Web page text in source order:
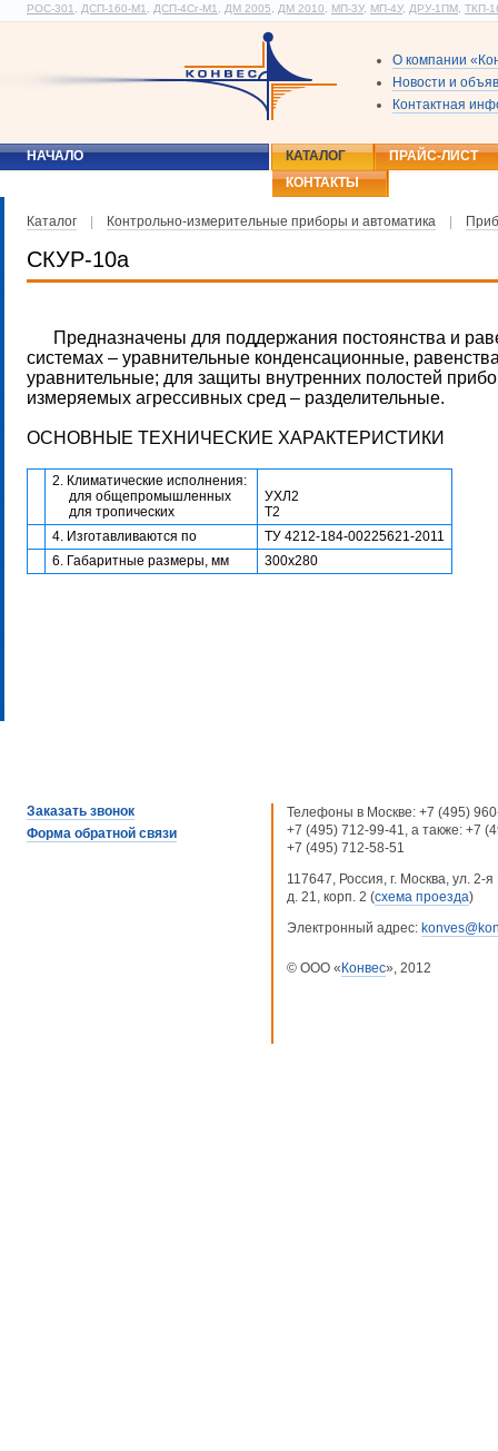
РОС-301 ДСП-160-М1 ДСП-4Сг-М1 ДМ 2005 ДМ 2010 МП-3У, МП-4У, ДРУ-1ПМ ТКП-
О компании
Новости и
Контактная
НАЧАЛО КАТАЛОГ
ПРАЙС-ЛИСТ
КОНТАКТЫ
Каталог Контрольно-измерительные приборы и автоматика
СКУР-10а
Предназначены для поддержания постоянства и
системах – уравнительные конденсационные,
уравнительные; для защиты внутренних полостей
измеряемых агрессивных сред – разделительные.
ОСНОВНЫЕ ТЕХНИЧЕСКИЕ ХАРАКТЕРИСТИКИ
2. Климатические исполнения:
для общепромышленных
для тропических
УХЛ2
Т2
4. Изготавливаются по
ТУ 4212-184-00225621-2011
6. Габаритные размеры, мм
300х280
Заказать звонок
Форма обратной связи
Телефоны в Москве: +7 (495)
+7 (495) 712-99-41, а также: +7
+7 (495) 712-58-51
117647, Россия, г. Москва, ул. 2-
д. 21, корп. 2 (схема проезда)
Электронный адрес:
© ООО « Конвес», 2012